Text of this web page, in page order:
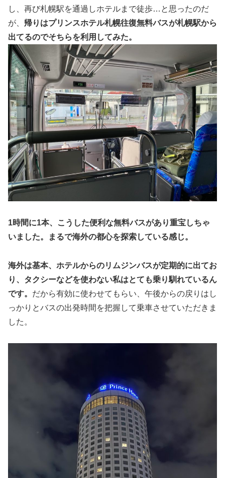
し、再び札幌駅を通過しホテルまで徒歩…と思ったのだ
が、 帰りはプリンスホテル札幌往復無料バスが札幌駅から
出てるのでそちらを利用してみた。
1時間に1本、こうした便利な無料バスがあり重宝しちゃ
いました。まるで海外の都心を探索している感じ。
海外は基本、ホテルからのリムジンバスが定期的に出てお
り、タクシーなどを使わない私はとても乗り馴れているん
です。 だから有効に使わせてもらい、午後からの戻りはし
っかりとバスの出発時間を把握して乗車させていただきま
した。